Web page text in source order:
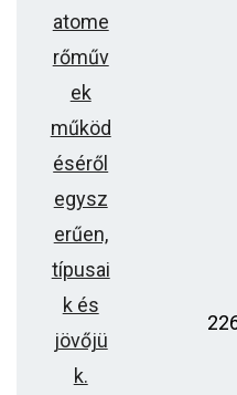
atome
rőműv
ek
működ
éséről
egysz
erűen,
típusai
k és
jövőjü
k.